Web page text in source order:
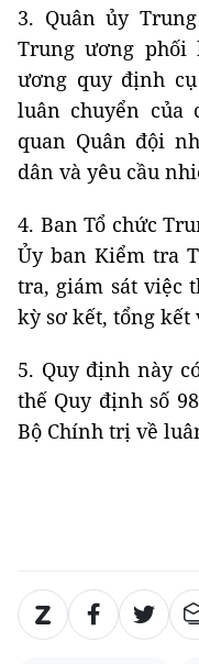
3. Quân ủy
Trung ương phối
ương quy định
luân chuyển của
quan Quân đội
dân và yêu cầu
4. Ban Tổ chức
Ủy ban Kiểm tra
tra, giám sát việc
kỳ sơ kết, tổng kết
5. Quy định này
thế Quy định số
Bộ Chính trị về